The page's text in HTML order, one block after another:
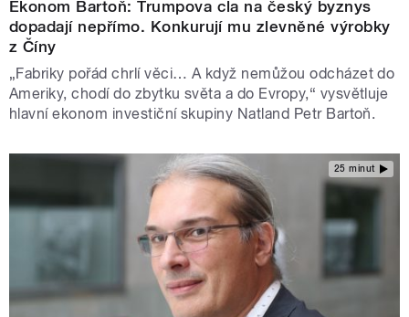
Ekonom Bartoň: Trumpova cla na český byznys
dopadají nepřímo. Konkurují mu zlevněné výrobky
z Číny
„Fabriky pořád chrlí věci… A když nemůžou odcházet do
Ameriky, chodí do zbytku světa a do Evropy,“ vysvětluje
hlavní ekonom investiční skupiny Natland Petr Bartoň.
25 minut